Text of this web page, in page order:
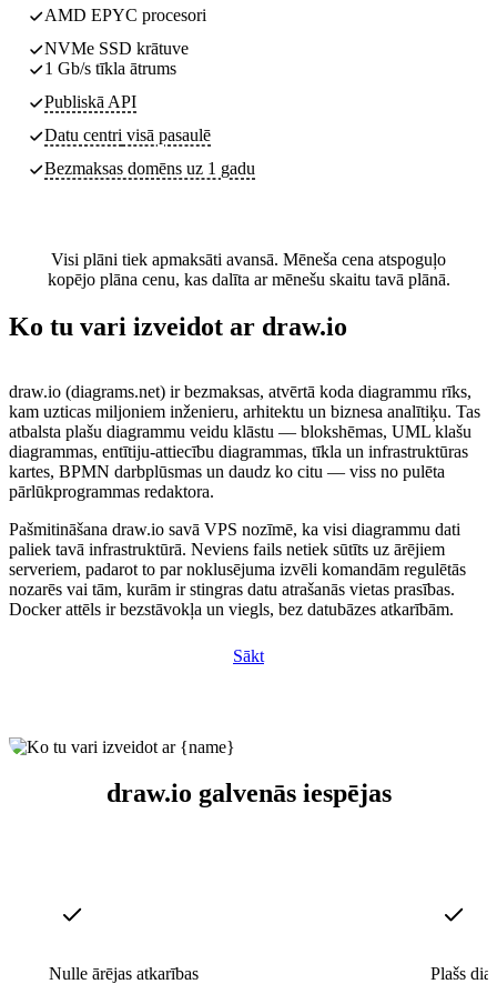
AMD EPYC procesori
NVMe SSD krātuve
1 Gb/s tīkla ātrums
Publiskā API
Datu centri visā pasaulē
Bezmaksas domēns uz 1 gadu
Visi plāni tiek apmaksāti avansā. Mēneša cena atspoguļo
kopējo plāna cenu, kas dalīta ar mēnešu skaitu tavā plānā.
Ko tu vari izveidot ar draw.io
draw.io (diagrams.net) ir bezmaksas, atvērtā koda diagrammu rīks,
kam uzticas miljoniem inženieru, arhitektu un biznesa analītiķu. Tas
atbalsta plašu diagrammu veidu klāstu — blokshēmas, UML klašu
diagrammas, entītiju-attiecību diagrammas, tīkla un infrastruktūras
kartes, BPMN darbplūsmas un daudz ko citu — viss no pulēta
pārlūkprogrammas redaktora.
Pašmitināšana draw.io savā VPS nozīmē, ka visi diagrammu dati
paliek tavā infrastruktūrā. Neviens fails netiek sūtīts uz ārējiem
serveriem, padarot to par noklusējuma izvēli komandām regulētās
nozarēs vai tām, kurām ir stingras datu atrašanās vietas prasības.
Docker attēls ir bezstāvokļa un viegls, bez datubāzes atkarībām.
Sākt
draw.io galvenās iespējas
Nulle ārējas atkarības Plašs